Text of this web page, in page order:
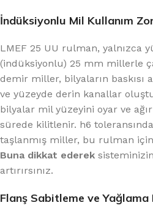
İndüksiyonlu Mil Kullanım
LMEF 25 UU rulman, yalnızca
(indüksiyonlu) 25 mm millerle
demir miller, bilyaların baskısı
ve yüzeyde derin kanallar
bilyalar mil yüzeyini oyar ve
sürede kilitlenir. h6
taşlanmış miller, bu rulman
Buna dikkat ederek
artırırsınız.
Flanş Sabitleme ve Yağlama